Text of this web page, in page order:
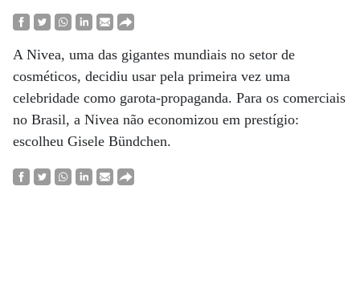
A Nivea, uma das gigantes mundiais no setor de
cosméticos, decidiu usar pela primeira vez uma
celebridade como garota-propaganda. Para os comerciais
no Brasil, a Nivea não economizou em prestígio:
escolheu Gisele Bündchen.